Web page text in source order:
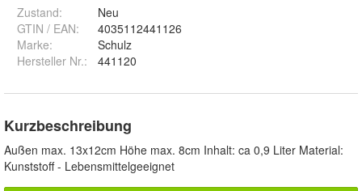
Zustand:
Neu
GTIN / EAN:
4035112441126
Marke:
Schulz
Hersteller Nr.:
441120
Kurzbeschreibung
Außen max. 13x12cm Höhe max. 8cm Inhalt: ca 0,9 Liter Material:
Kunststoff - Lebensmittelgeeignet